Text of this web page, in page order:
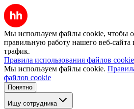
Мы используем файлы cookie, чтобы
правильную работу нашего веб-сайта
трафик.
Правила использования файлов cookie
Мы используем файлы cookie.
файлов cookie
Понятно
Ищу сотрудника